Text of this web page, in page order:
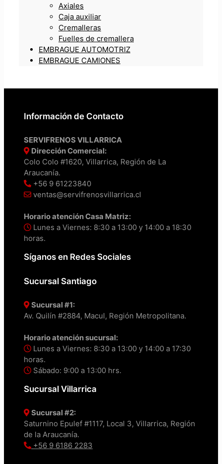
Axiales
Caja auxiliar
Cremalleras
Fuelles de cremallera
EMBRAGUE AUTOMOTRIZ
EMBRAGUE CAMIONES
Información de Contacto
SERVIFRENOS VILLARRICA
Dirección Comercial:
Colo Colo #1620, Villarrica, Región de La
Araucanía.
+56 9 61223840
ventas@servifrenosvillarrica.cl
Horario atención Casa Matriz:
Lunes a Viernes: 8:30 a 13:00 y 14:00 a 18:30
horas.
Síganos en Redes Sociales
Sucursal Santiago
Sucursal #1:
Av. Quilín #2884, Macul, Región Metropolitana.
Horario atención sucursal:
Lunes a Viernes: 8:30 a 13:00 y 14:00 a 17:30
horas.
Sábado: 9:00 a 13:00 hrs.
Sucursal Villarrica
Sucursal #2:
Saturnino Epulef #1117, Local 3, Villarrica, Región
de la Araucanía.
+56 9 6186 2283